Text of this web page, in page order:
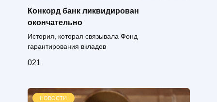
Конкорд банк ликвидирован
окончательно
История, которая связывала Фонд
гарантирования вкладов
021
НОВОСТИ